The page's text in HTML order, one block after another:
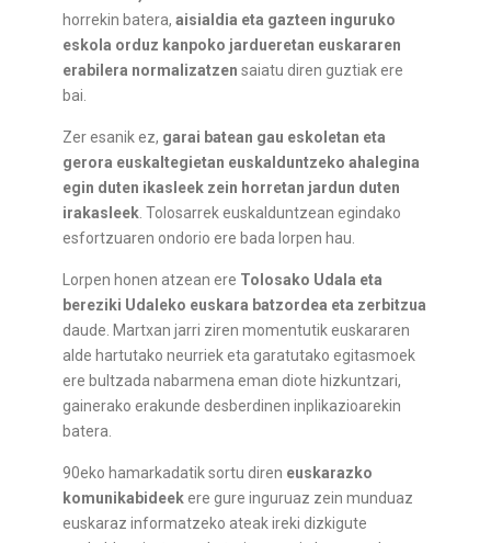
horrekin batera,aisialdia eta gazteen inguruko
eskola orduz kanpoko jardueretan euskararen
erabilera normalizatzen saiatu diren guztiak ere
bai.
Zer esanik ez, garai batean gau eskoletan eta
gerora euskaltegietan euskalduntzeko ahalegina
egin duten ikasleek zein horretan jardun duten
irakasleek. Tolosarrek euskalduntzean egindako
esfortzuaren ondorio ere bada lorpen hau.
Lorpen honen atzean ere Tolosako Udala eta
bereziki Udaleko euskara batzordea eta zerbitzua
daude. Martxan jarri ziren momentutik euskararen
alde hartutako neurriek eta garatutako egitasmoek
ere bultzada nabarmena eman diote hizkuntzari,
gainerako erakunde desberdinen inplikazioarekin
batera.
90eko hamarkadatik sortu diren euskarazko
komunikabideekere gure inguruaz zein munduaz
euskaraz informatzeko ateak ireki dizkigute